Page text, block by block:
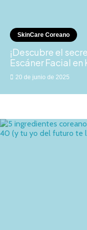
SkinCare Coreano
¡Descubre el
Escáner Facial en
20 de junio de 2025